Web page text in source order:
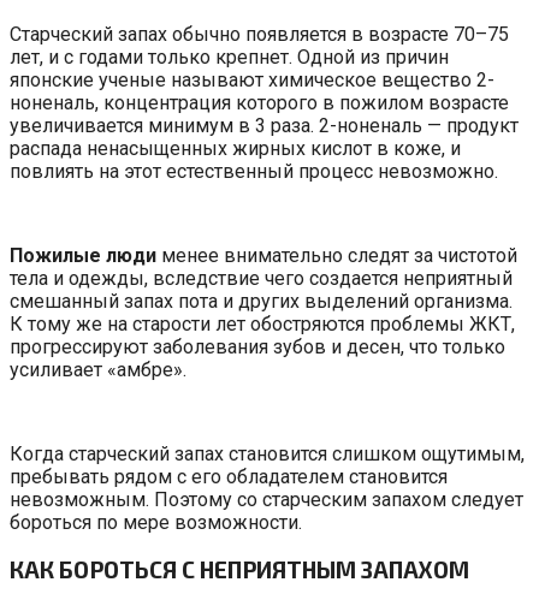
Старческий запах обычно появляется в возрасте 70–75
лет, и с годами только крепнет. Одной из причин
японские ученые называют химическое вещество 2-
ноненаль, концентрация которого в пожилом возрасте
увеличивается минимум в 3 раза. 2-ноненаль — продукт
распада ненасыщенных жирных кислот в коже, и
повлиять на этот естественный процесс невозможно.
Пожилые люди менее внимательно следят за чистотой
тела и одежды, вследствие чего создается неприятный
смешанный запах пота и других выделений организма.
К тому же на старости лет обостряются проблемы ЖКТ,
прогрессируют заболевания зубов и десен, что только
усиливает «амбре».
Когда старческий запах становится слишком ощутимым,
пребывать рядом с его обладателем становится
невозможным. Поэтому со старческим запахом следует
бороться по мере возможности.
КАК БОРОТЬСЯ С НЕПРИЯТНЫМ ЗАПАХОМ